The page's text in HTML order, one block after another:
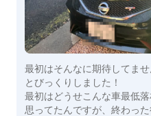
最初はそんなに期待してま
とびっくりしました！
最初はどうせこんな車最低
思ってたんですが、終わっ